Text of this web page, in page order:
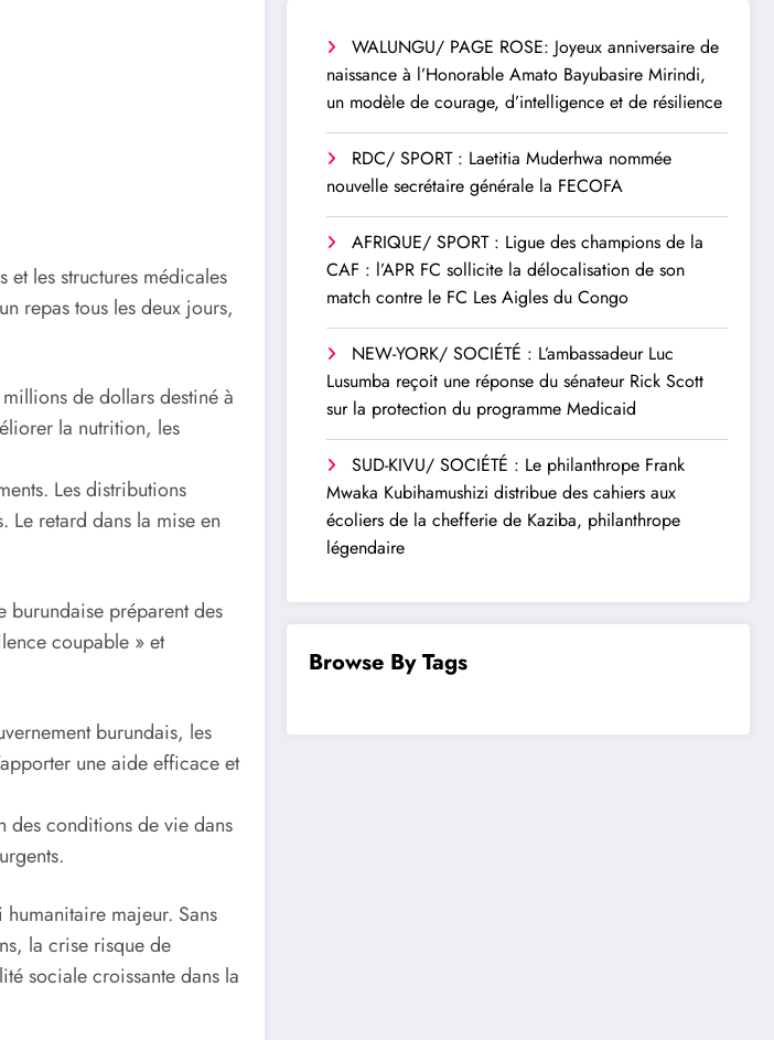
et les structures médicales
repas tous les deux jours,
de dollars destiné à
la nutrition, les
Les distributions
Le retard dans la mise en
burundaise préparent des
coupable » et
burundais, les
une aide efficace et
des conditions de vie dans
majeur. Sans
la crise risque de
sociale croissante dans la
WALUNGU/ PAGE ROSE: Joyeux anniversaire de
naissance à l’Honorable Amato Bayubasire Mirindi,
un modèle de courage, d’intelligence et de résilience
RDC/ SPORT : Laetitia Muderhwa nommée
nouvelle secrétaire générale la FECOFA
AFRIQUE/ SPORT : Ligue des champions de la
CAF : l’APR FC sollicite la délocalisation de son
match contre le FC Les Aigles du Congo
NEW-YORK/ SOCIÉTÉ : L’ambassadeur Luc
Lusumba reçoit une réponse du sénateur Rick Scott
sur la protection du programme Medicaid
SUD-KIVU/ SOCIÉTÉ : Le philanthrope Frank
Mwaka Kubihamushizi distribue des cahiers aux
écoliers de la chefferie de Kaziba, philanthrope
légendaire
Browse By Tags